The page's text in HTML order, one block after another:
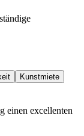
Kunstmiete
einen excellenten